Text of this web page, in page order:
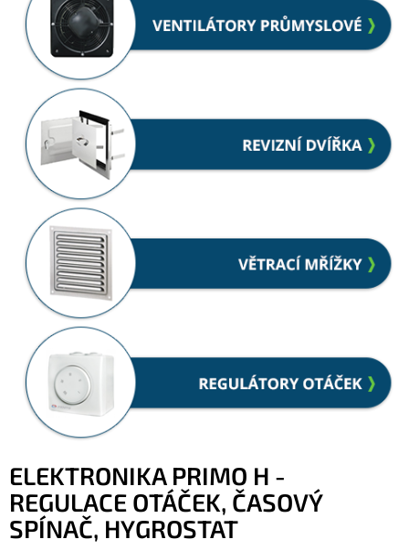
ELEKTRONIKA PRIMO H -
REGULACE OTÁČEK, ČASOVÝ
SPÍNAČ, HYGROSTAT